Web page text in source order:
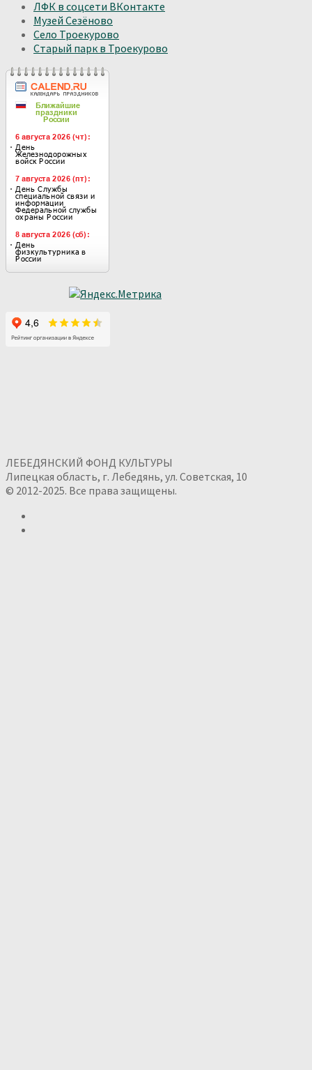
ЛФК в соцсети ВКонтакте
Музей Сезёново
Село Троекурово
Старый парк в Троекурово
ЛЕБЕДЯНСКИЙ ФОНД КУЛЬТУРЫ
Липецкая область, г. Лебедянь, ул. Советская, 10
© 2012-2025. Все права защищены.